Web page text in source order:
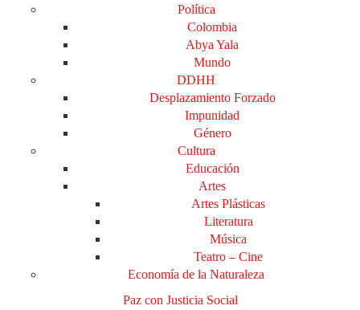
Política
Colombia
Abya Yala
Mundo
DDHH
Desplazamiento Forzado
Impunidad
Género
Cultura
Educación
Artes
Artes Plásticas
Literatura
Música
Teatro – Cine
Economía de la Naturaleza
Paz con Justicia Social